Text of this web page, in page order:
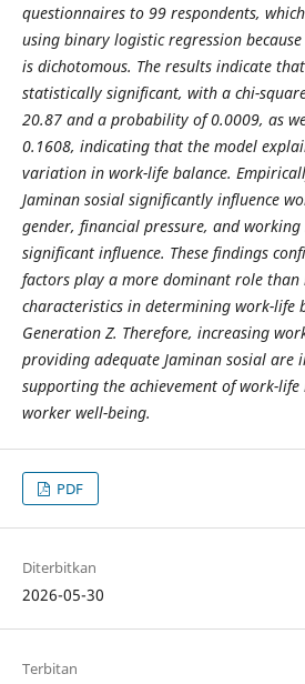
questionnaires to 99 respondents,
using binary logistic regression
is dichotomous. The results indicate
statistically significant, with a chi-
20.87 and a probability of 0.0009, as
0.1608, indicating that the model
variation in work-life balance.
Jaminan sosial significantly influence
gender, financial pressure, and
significant influence. These findings
factors play a more dominant role
characteristics in determining work-life
Generation Z. Therefore, increasing
providing adequate Jaminan sosial are
supporting the achievement of work-
worker well-being.
PDF
Diterbitkan
2026-05-30
Terbitan